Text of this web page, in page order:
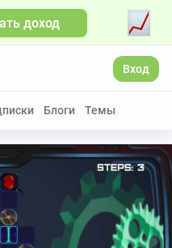
доход
Вход
Блоги Темы